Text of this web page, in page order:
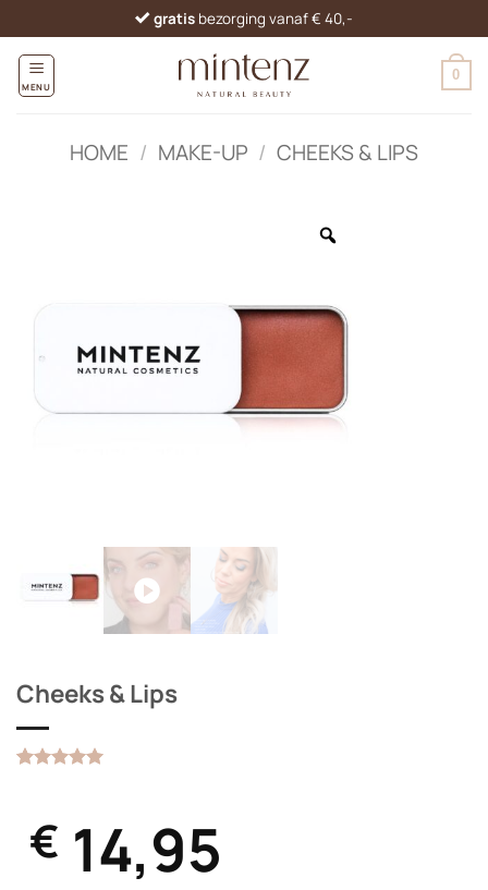
naar
inhoud
gratis bezorging vanaf € 40,-
MENU
0
HOME / MAKE-UP / CHEEKS & LIPS
Cheeks & Lips
op
klantbeoordeling
€ 14,95